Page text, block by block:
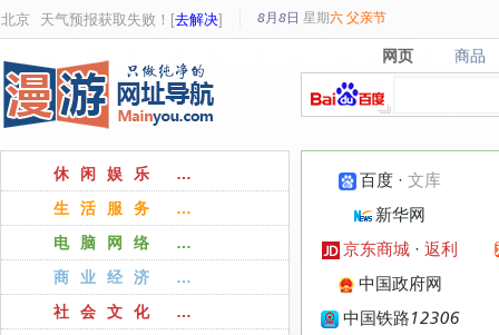
北京 天气预报获取失败！[去解决] 8月8日 星期六 父亲节
网页
网页 商品
商品
百度 ·文库
新华网
京东商城 ·返利
中国政府网
中国铁路12306
休闲娱乐 …
生活服务 …
电脑网络 …
商业经济 …
社会文化 …